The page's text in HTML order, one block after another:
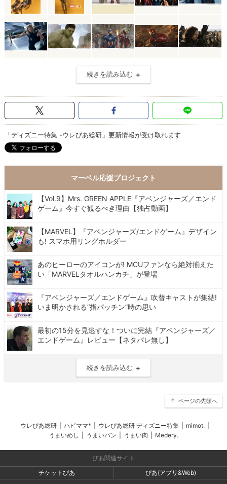
続きを読み込む
「ディズニー特集 -ウレぴあ総研」更新情報が受け取れます
マーベル応援プロジェクト
【Vol.9】Mrs. GREEN APPLE『アベンジャーズ／エンド
ゲーム』今すぐ観るべき理由【独占動画】
【MARVEL】『アベンジャーズ/エンドゲーム』デザイン
も! スマホ用リングホルダー
あのヒーローのアイコンが! MCUファンなら絶対揃えた
い「MARVELタオルハンカチ」が登場
『アベンジャーズ／エンドゲーム』吹替キャストが集結!
いま明かされる“指パッチン”時の思い
最初の15分を見逃すな！ついに完結『アベンジャーズ／
エンドゲーム』レビュー【ネタバレ無し】
続きを読み込む
ページの先頭へ
ウレぴあ総研 ハピママ* ウレぴあ総研 ディズニー特集 mimot.
うまいめし
うまいパン うまい肉 Medery.
ぴあ関連サイト
チケットぴあ
ぴあ(アプリ&Web)